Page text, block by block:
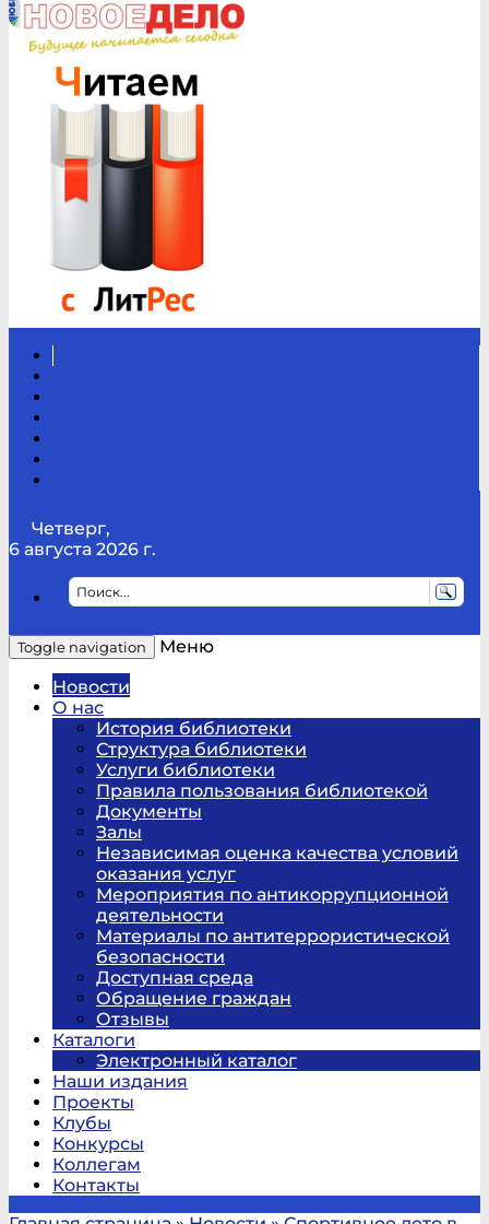
Четверг,
6 августа 2026 г.
Toggle navigation
Меню
Новости
О нас
История библиотеки
Структура библиотеки
Услуги библиотеки
Правила пользования библиотекой
Документы
Залы
Независимая оценка качества условий
оказания услуг
Мероприятия по антикоррупционной
деятельности
Материалы по антитеррористической
безопасности
Доступная среда
Обращение граждан
Отзывы
Каталоги
Электронный каталог
Наши издания
Проекты
Клубы
Конкурсы
Коллегам
Контакты